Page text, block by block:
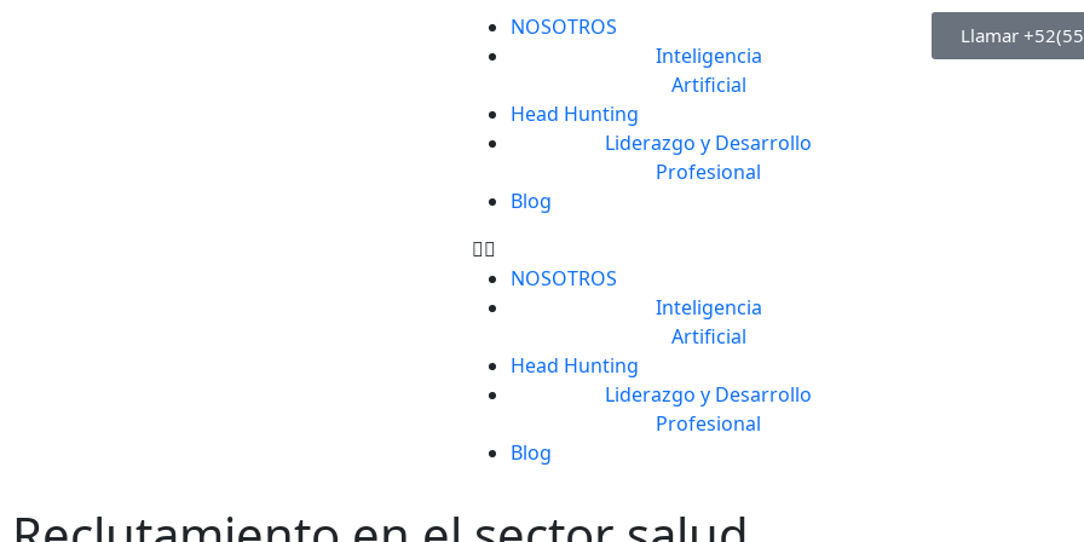
NOSOTROS
Inteligencia
Artificial
Head Hunting
Liderazgo y Desarrollo
Profesional
Blog
NOSOTROS
Inteligencia
Artificial
Head Hunting
Liderazgo y Desarrollo
Profesional
Blog
Llamar